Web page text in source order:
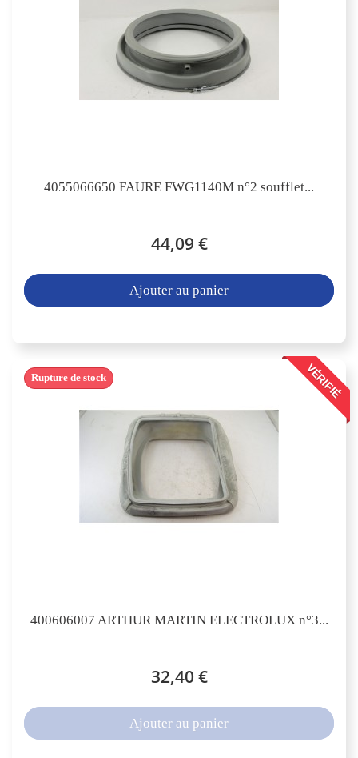
4055066650 FAURE FWG1140M n°2 soufflet...
44,09 €
Ajouter au panier
VÉRIFIÉ
400606007 ARTHUR MARTIN ELECTROLUX n°3...
32,40 €
Rupture de stock
Ajouter au panier